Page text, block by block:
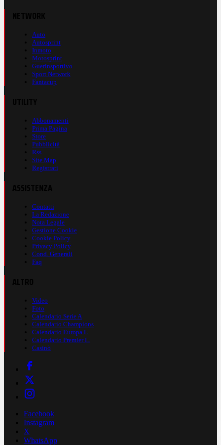
Auto
Autosprint
Inmoto
Motosprint
Guerinsportivo
Sport Network
Fantacup
Abbonamenti
Prima Pagina
Store
Pubblicità
Rss
Site Map
Registrati
Contatti
La Redazione
Nota Legale
Gestione Cookie
Cookie Policy
Privacy Policy
Cond. Generali
Faq
Video
Foto
Calendario Serie A
Calendario Champions
Calendario Europa L.
Calendario Premier L.
Casinò
Facebook
Instagram
X
WhatsApp